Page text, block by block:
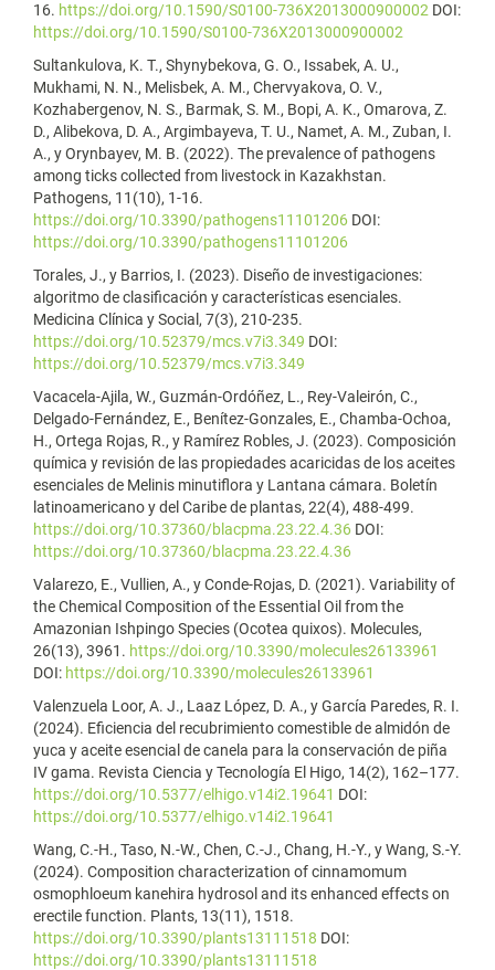
16. https://doi.org/10.1590/S0100-736X2013000900002 DOI:
https://doi.org/10.1590/S0100-736X2013000900002
Sultankulova, K. T., Shynybekova, G. O., Issabek, A. U.,
Mukhami, N. N., Melisbek, A. M., Chervyakova, O. V.,
Kozhabergenov, N. S., Barmak, S. M., Bopi, A. K., Omarova, Z.
D., Alibekova, D. A., Argimbayeva, T. U., Namet, A. M., Zuban, I.
A., y Orynbayev, M. B. (2022). The prevalence of pathogens
among ticks collected from livestock in Kazakhstan.
Pathogens, 11(10), 1-16.
https://doi.org/10.3390/pathogens11101206 DOI:
https://doi.org/10.3390/pathogens11101206
Torales, J., y Barrios, I. (2023). Diseño de investigaciones:
algoritmo de clasificación y características esenciales.
Medicina Clínica y Social, 7(3), 210-235.
https://doi.org/10.52379/mcs.v7i3.349 DOI:
https://doi.org/10.52379/mcs.v7i3.349
Vacacela-Ajila, W., Guzmán-Ordóñez, L., Rey-Valeirón, C.,
Delgado-Fernández, E., Benítez-Gonzales, E., Chamba-Ochoa,
H., Ortega Rojas, R., y Ramírez Robles, J. (2023). Composición
química y revisión de las propiedades acaricidas de los aceites
esenciales de Melinis minutiflora y Lantana cámara. Boletín
latinoamericano y del Caribe de plantas, 22(4), 488-499.
https://doi.org/10.37360/blacpma.23.22.4.36 DOI:
https://doi.org/10.37360/blacpma.23.22.4.36
Valarezo, E., Vullien, A., y Conde-Rojas, D. (2021). Variability of
the Chemical Composition of the Essential Oil from the
Amazonian Ishpingo Species (Ocotea quixos). Molecules,
26(13), 3961. https://doi.org/10.3390/molecules26133961
DOI: https://doi.org/10.3390/molecules26133961
Valenzuela Loor, A. J., Laaz López, D. A., y García Paredes, R. I.
(2024). Eficiencia del recubrimiento comestible de almidón de
yuca y aceite esencial de canela para la conservación de piña
IV gama. Revista Ciencia y Tecnología El Higo, 14(2), 162–177.
https://doi.org/10.5377/elhigo.v14i2.19641 DOI:
https://doi.org/10.5377/elhigo.v14i2.19641
Wang, C.-H., Taso, N.-W., Chen, C.-J., Chang, H.-Y., y Wang, S.-Y.
(2024). Composition characterization of cinnamomum
osmophloeum kanehira hydrosol and its enhanced effects on
erectile function. Plants, 13(11), 1518.
https://doi.org/10.3390/plants13111518 DOI:
https://doi.org/10.3390/plants13111518